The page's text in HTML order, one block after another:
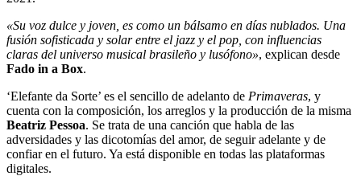
«Su voz dulce y joven, es como un bálsamo en días nublados. Una
fusión sofisticada y solar entre el jazz y el pop, con influencias
claras del universo musical brasileño y lusófono», explican desde
Fado in a Box.
‘Elefante da Sorte’ es el sencillo de adelanto de Primaveras, y
cuenta con la composición, los arreglos y la producción de la misma
Beatriz Pessoa. Se trata de una canción que habla de las
adversidades y las dicotomías del amor, de seguir adelante y de
confiar en el futuro. Ya está disponible en todas las plataformas
digitales.